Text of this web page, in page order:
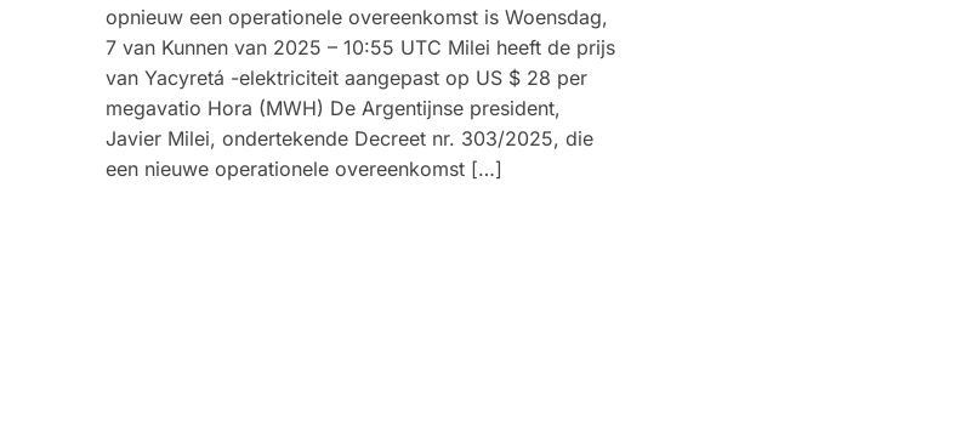
opnieuw een operationele overeenkomst is Woensdag,
7 van Kunnen van 2025 – 10:55 UTC Milei heeft de prijs
van Yacyretá -elektriciteit aangepast op US $ 28 per
megavatio Hora (MWH) De Argentijnse president,
Javier Milei, ondertekende Decreet nr. 303/2025, die
een nieuwe operationele overeenkomst […]